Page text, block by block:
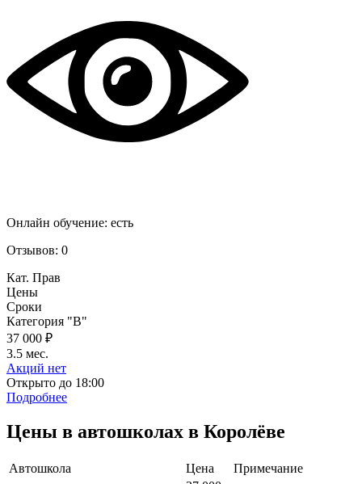
Онлайн обучение: есть
Отзывов: 0
Кат. Прав
Цены
Сроки
Категория "B"
37 000 ₽
3.5 мес.
Акций нет
Открыто до 18:00
Подробнее
Цены в автошколах в Королёве
Автошкола Цена
Примечание